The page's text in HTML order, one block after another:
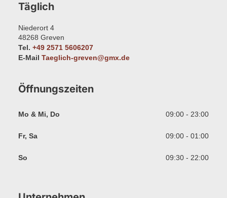
Täglich
Niederort 4
48268 Greven
Tel. +49 2571 5606207
E-Mail Taeglich-greven@gmx.de
Öffnungszeiten
Mo & Mi, Do 09:00 - 23:00
Fr, Sa 09:00 - 01:00
So 09:30 - 22:00